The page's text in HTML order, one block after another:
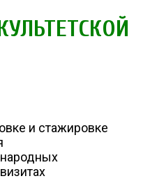
и стажировке